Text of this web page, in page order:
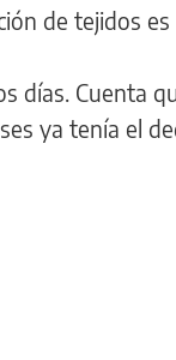
de tejidos es
días. Cuenta
ya tenía el